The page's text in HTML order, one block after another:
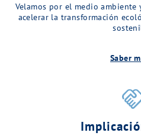
Velamos por el medio ambiente
acelerar la transformación
Saber